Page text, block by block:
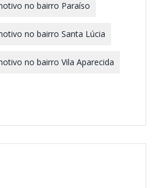
no bairro Paraíso
no bairro Santa Lúcia
no bairro Vila Aparecida